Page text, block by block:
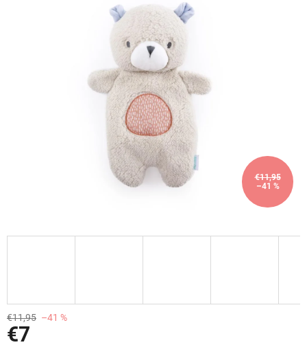
€11,95
–41 %
€11,95 –41 %
€7